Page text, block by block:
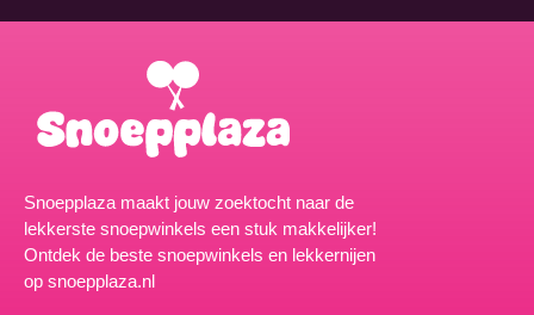
Snoepplaza maakt jouw zoektocht naar de
lekkerste snoepwinkels een stuk makkelijker!
Ontdek de beste snoepwinkels en lekkernijen
op snoepplaza.nl